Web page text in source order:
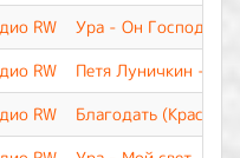
RW
Ура - Он Господь.
RW
Петя Луничкин -
RW
Благодать